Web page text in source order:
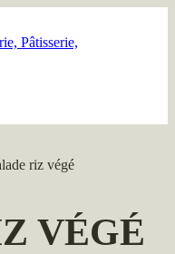
riz végé
VÉGÉ